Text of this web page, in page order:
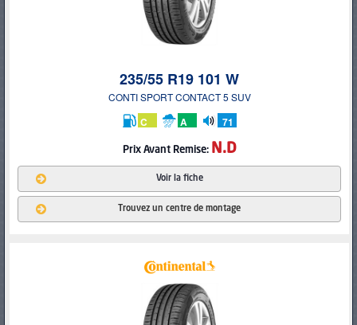
235/55 R19 101 W
CONTI SPORT CONTACT 5 SUV
C A
71
db
Prix Avant Remise: N.D
Voir la fiche
Trouvez un centre de montage